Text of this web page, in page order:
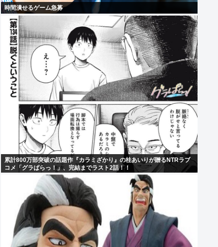
時間潰せるゲーム急募
累計800万部突破の話題作『カラミざかり』の桂あいりが贈るNTRラブ
コメ「グラぱらっ！」、完結までラスト2話！！